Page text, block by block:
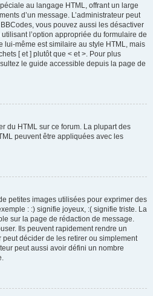
au langage HTML, offrant un large
d’un message. L’administrateur peut
vous pouvez aussi les désactiver
l’option appropriée du formulaire de
lui-même est similaire au style HTML, mais
[ et ] plutôt que < et >. Pour plus
le guide accessible depuis la page de
du HTML sur ce forum. La plupart des
peuvent être appliquées avec les
petites images utilisées pour exprimer des
: :) signifie joyeux, :( signifie triste. La
sur la page de rédaction de message.
Ils peuvent rapidement rendre un
décider de les retirer ou simplement
peut aussi avoir défini un nombre